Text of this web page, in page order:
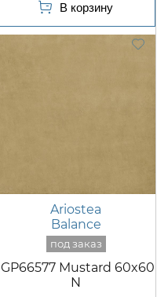
Ariostea
Balance
IGP66577 Mustard 60x60
N